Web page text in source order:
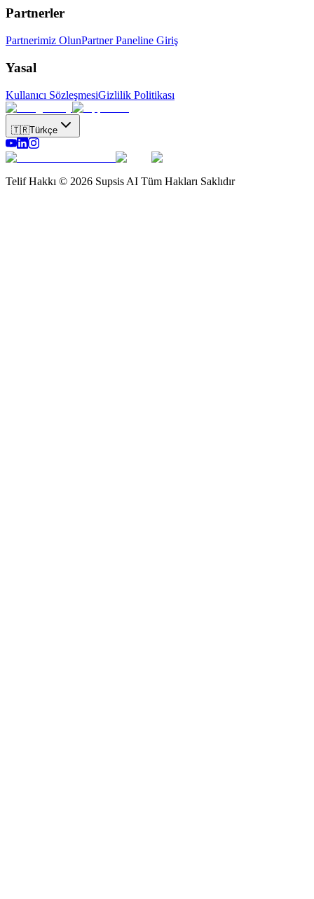
Partnerler
Partnerimiz OlunPartner Paneline Giriş
Yasal
Kullanıcı SözleşmesiGizlilik Politikası
🇹🇷Türkçe
Telif Hakkı © 2026 Supsis AI Tüm Hakları Saklıdır